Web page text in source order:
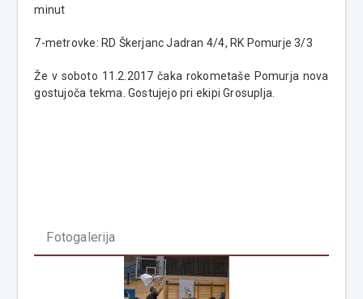
minut
7-metrovke: RD Škerjanc Jadran 4/4, RK Pomurje 3/3
Že v soboto 11.2.2017 čaka rokometaše Pomurja nova
gostujoča tekma. Gostujejo pri ekipi Grosuplja.
Fotogalerija